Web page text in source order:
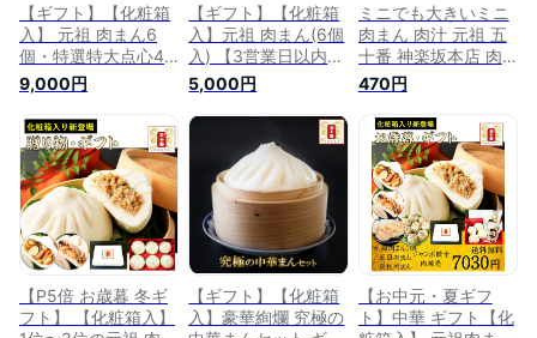
【ギフト】【化粧箱
入】 元祖 肉まん6
個・特選特大点心4
種×8個計38点 日本
の美味しい手土産50
選 国産豚肉100％の
手包み 肉まん 豚ま
ん 中華まん 点心 老
舗 中華 東京土産 贈
答 詰め合わせ 冷凍
元祖 五十番 神楽坂
本店 急ぎ
9,000円
【ギフト】【化粧箱
入】元祖 肉まん(6個
入) 【3営業日以内発
送】中華 ギフト お
祝い 御礼 日本の美
味しい手土産50選
国産豚肉100％の手
包み 肉まん 豚まん
中華まん 肉 老舗 中
華 高級 点心 惣菜 東
京土産 贈答 詰め合
わせ 冷凍 電子レン
ジ 元祖 五十番 神楽
坂本店 急ぎ
5,000円
ミニでも大きいミニ
肉まん 肉汁 元祖 五
十番 神楽坂本店 肉
まん 豚まん 中華ま
ん 神楽坂 東京土産
高級中華 点心 老舗
贈答 自宅 簡単調理
本物の味 おやつ 電
子レンジ 蒸す 豚肉
冷凍 冷蔵
470円
【P5倍 お歳暮 冬ギ
フト】 【化粧箱入】
【ギフト】【化粧箱
入】豪華絢爛 究極の
【お中元・夏ギフ
ト】中華 ギフト【化